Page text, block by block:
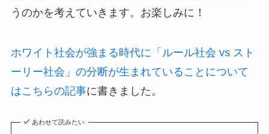
うのかを考えていきます。お楽しみに！
ホワイト社会が強まる時代に「ルール社会 vs スト
ーリー社会」の分断が生まれていることについて
はこちらの記事に書きました。
あわせて読みたい